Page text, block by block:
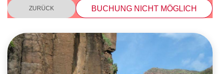
ZURÜCK BUCHUNG NICHT MÖGLICH